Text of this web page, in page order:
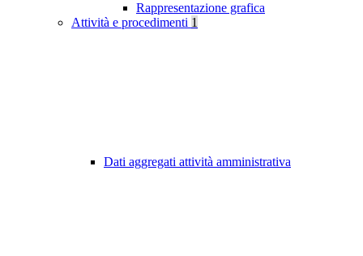
Rappresentazione grafica
Attività e procedimenti 1
Dati aggregati attività amministrativa